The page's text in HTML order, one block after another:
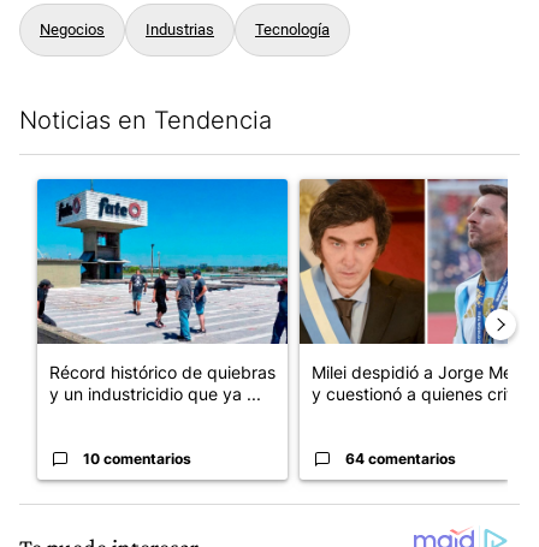
Negocios Industrias Tecnología
Noticias en Tendencia
Un artículo de tendencia con el título "Récord histórico de
Récord histórico de quiebras
y un industricidio que ya ...
10 comentarios
Un artículo de tendencia con
Milei despidió a Jorge Messi
y cuestionó a quienes crit...
64 comentarios